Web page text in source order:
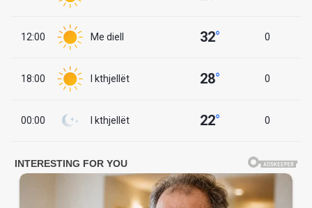
12:00 Me diell 32° 0
18:00 I kthjellët 28° 0
00:00 I kthjellët 22° 0